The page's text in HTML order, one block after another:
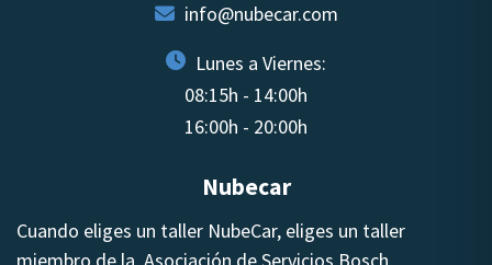
info@nubecar.com
Lunes a Viernes:
08:15h - 14:00h
16:00h - 20:00h
Nubecar
Cuando eliges un taller NubeCar, eliges un taller